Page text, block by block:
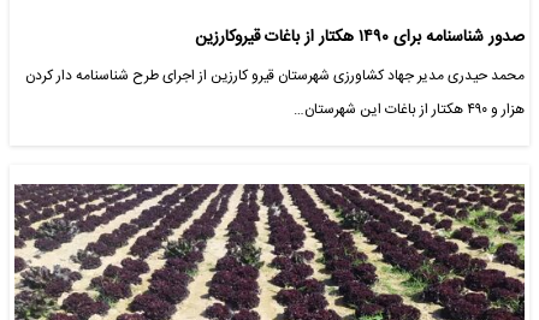
صدور شناسنامه برای ۱۴۹۰ هکتار از باغات قیروکارزین
محمد حیدری مدیر جهاد کشاورزی شهرستان قیرو کارزین از اجرای طرح شناسنامه دار کردن
هزار و ۴۹۰ هکتار از باغات این شهرستان…